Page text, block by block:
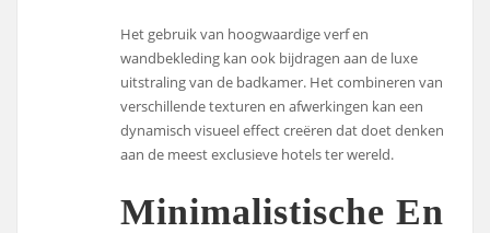
Het gebruik van hoogwaardige verf en
wandbekleding kan ook bijdragen aan de luxe
uitstraling van de badkamer. Het combineren van
verschillende texturen en afwerkingen kan een
dynamisch visueel effect creëren dat doet denken
aan de meest exclusieve hotels ter wereld.
Minimalistische En